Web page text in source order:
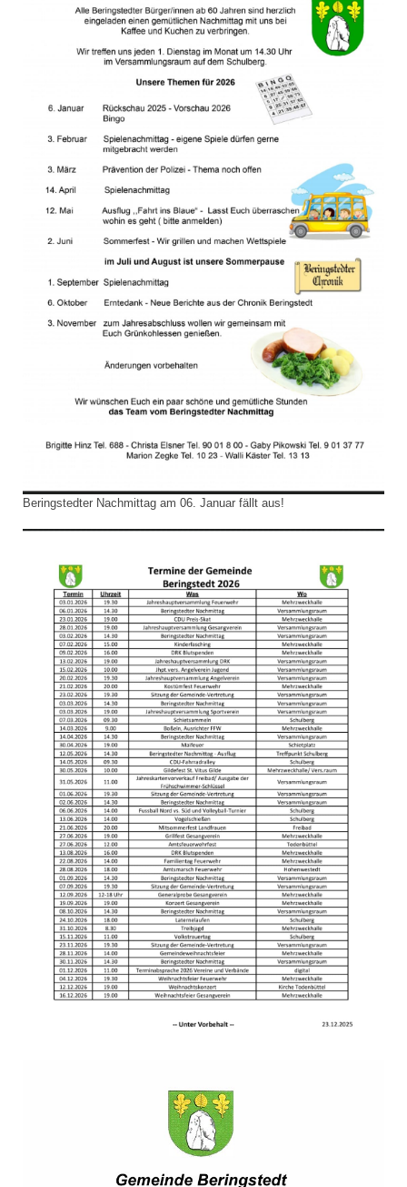
Beringstedter Nachmittag am 06. Januar fällt aus!